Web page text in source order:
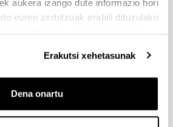
aukera izango dute informazio hori
euren zerbitzuak erabili dituzulako
informazio batekin uztartzeko.
Erakutsi xehetasunak
Dena onartu